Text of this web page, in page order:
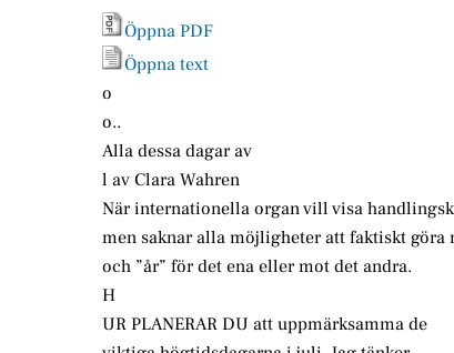
Öppna PDF
Öppna text
o
o..
Alla dessa dagar av
l av Clara Wahren
När internationella organ vill visa
men saknar alla möjligheter att faktiskt göra
och ”år” för det ena eller mot det andra.
H
UR PLANERAR DU att uppmärksamma de